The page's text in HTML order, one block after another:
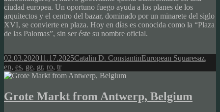
ciudad europea. Un oportuno fuego ayuda a los planes de los
arquitectos y el centro del bazar, dominado por un minarete del siglo
XVI, se convierte en plaza. Hoy en días es conocida como la “Plaza
de las Palomas”, sin ser éste su nombre oficial.
Posted
on
02.03.202011.17.2025Author
Catalin D. ConstantinCategories
European SquaresTags
az,
en, es, ge, gr, ro, tr
Grote Markt from Antwerp, Belgium